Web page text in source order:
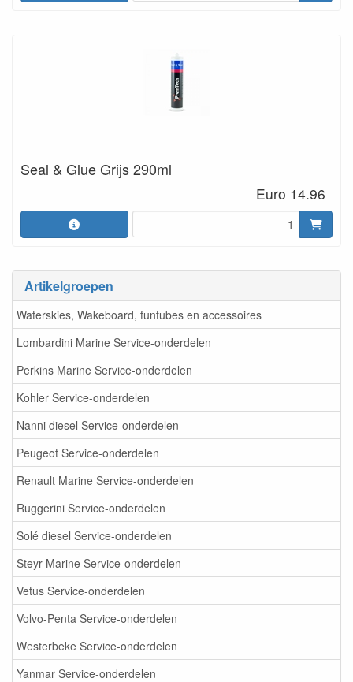
Artikelgroepen
Waterskies, Wakeboard, funtubes en accessoires
Lombardini Marine Service-onderdelen
Perkins Marine Service-onderdelen
Kohler Service-onderdelen
Nanni diesel Service-onderdelen
Peugeot Service-onderdelen
Renault Marine Service-onderdelen
Ruggerini Service-onderdelen
Solé diesel Service-onderdelen
Steyr Marine Service-onderdelen
Vetus Service-onderdelen
Volvo-Penta Service-onderdelen
Westerbeke Service-onderdelen
Yanmar Service-onderdelen
Seal & Glue Grijs 290ml
Euro 14.96